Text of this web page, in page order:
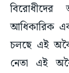
আধিকারিক
চলছে এই
নেতা এই